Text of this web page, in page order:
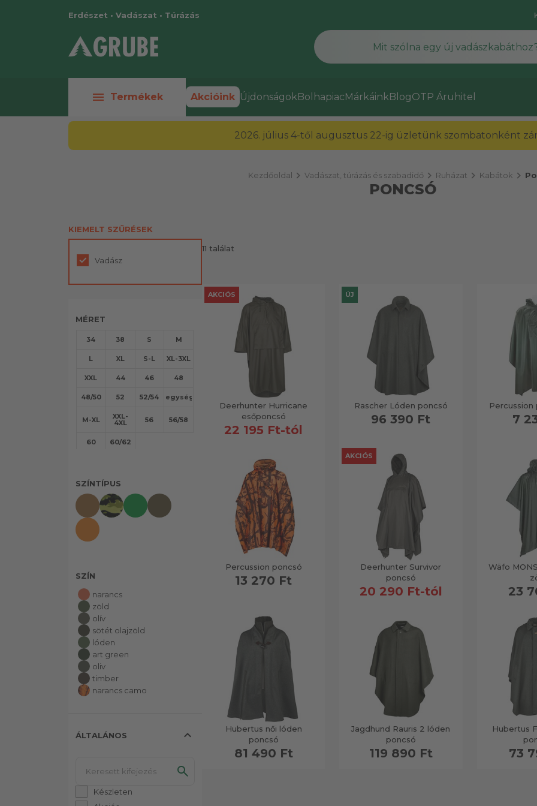
Erdészet • Vadászat • Túrázás
menu Termékek Akcióink ÚjdonságokBolhapiacMárkáinkBlogOTP Áruhitel
2026. július 4-től augusztus 22-ig üzletünk szombatonként
Kezdőoldal chevron_right Vadászat, túrázás és szabadidő chevron_right Ruházat chevron_right Kabátok chevron_right
PONCSÓ
11 találat
Deerhunter Hurricane
esőponcsó
AKCIÓS
22 195 Ft-tól
Rascher Lóden poncsó
ÚJ
96 390 Ft 7
Percussion poncsó
13 270 Ft
Deerhunter Survivor
poncsó
AKCIÓS
20 290 Ft-tól
Wäfo
23
Hubertus női lóden
poncsó
81 490 Ft
Jagdhund Rauris 2 lóden
poncsó
119 890 Ft
Hubertus
73
KIEMELT SZŰRÉSEK
Vadász
MÉRET
34 38 S M
L XL S-L XL-3XL
XXL 44 46 48
48/50 52 52/54 egységes
M-XL XXL-
4XL 56 56/58
60 60/62
SZÍNTÍPUS
SZÍN
narancs
zöld
olív
sötét olajzöld
lóden
art green
oliv
timber
narancs camo
ÁLTALÁNOS expand_less
Készleten